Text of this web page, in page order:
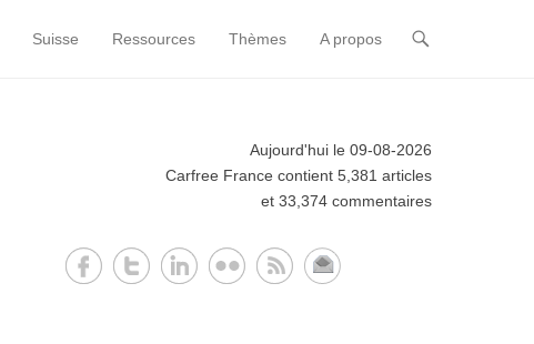
Suisse Ressources Thèmes A propos
Aujourd'hui le 09-08-2026
Carfree France contient 5,381 articles
et 33,374 commentaires